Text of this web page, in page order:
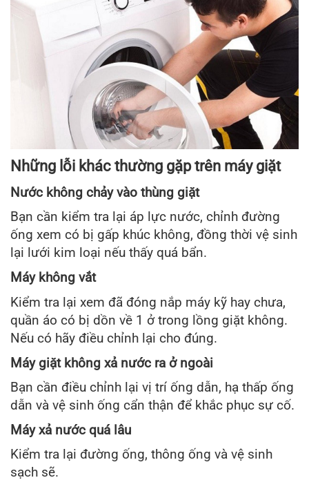
Những lỗi khác thường gặp trên máy giặt
Nước không chảy vào thùng giặt
Bạn cần kiểm tra lại áp lực nước, chỉnh đường
ống xem có bị gấp khúc không, đồng thời vệ sinh
lại lưới kim loại nếu thấy quá bẩn.
Máy không vắt
Kiểm tra lại xem đã đóng nắp máy kỹ hay chưa,
quần áo có bị dồn về 1 ở trong lồng giặt không.
Nếu có hãy điều chỉnh lại cho đúng.
Máy giặt không xả nước ra ở ngoài
Bạn cần điều chỉnh lại vị trí ống dẫn, hạ thấp ống
dẫn và vệ sinh ống cẩn thận để khắc phục sự cố.
Máy xả nước quá lâu
Kiểm tra lại đường ống, thông ống và vệ sinh
sạch sẽ.